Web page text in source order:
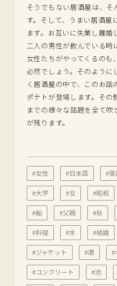
そうでもない居酒屋は、そ
す。そして、うまい居酒屋
ます。お互いに失業し離婚
二人の男性が飲んでいる時
女性たちがやってくるのも
必然でしょう。そのように
く居酒屋の中で、このお話
ポテトが登場します。その
までの様々な話題を全て
が残ります。
#女性 #日本語 #英
#大学 #女 #昭和
#船 #父親 #秋
#料理 #水 #結婚
#ジャケット #酒 #
#コンクリート #池